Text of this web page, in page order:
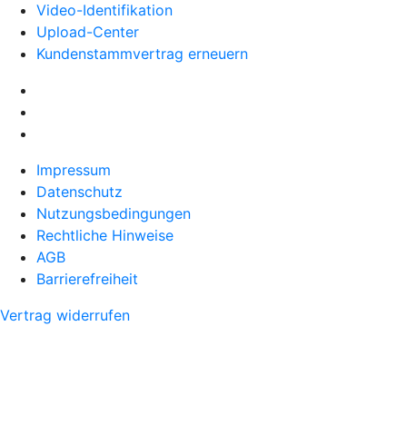
Video-Identifikation
Upload-Center
Kundenstammvertrag erneuern
Impressum
Datenschutz
Nutzungsbedingungen
Rechtliche Hinweise
AGB
Barrierefreiheit
Vertrag widerrufen